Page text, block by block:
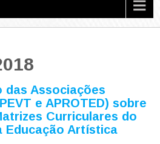
das Associações
e APROTED) sobre
Curriculares do
Educação Artística